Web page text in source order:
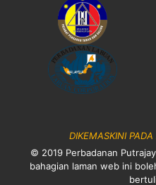
DIKEMASKINI
© 2019 Perbadanan
bahagian laman web ini